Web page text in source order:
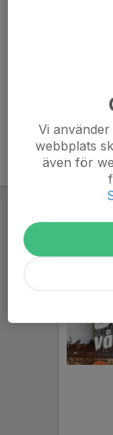
Vi
webbplats
även för